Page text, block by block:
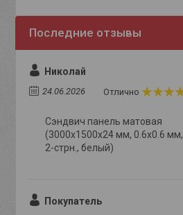
Николай
24.06.2026 Отлично
Сэндвич панель матовая
(3000x1500x24 мм, 0.6х0.6 мм,
2-стрн., белый)
Покупатель